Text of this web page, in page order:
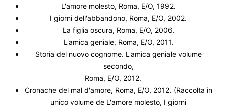
L'amore molesto, Roma, E/O, 1992.
I giorni dell'abbandono, Roma, E/O, 2002.
La figlia oscura, Roma, E/O, 2006.
L'amica geniale, Roma, E/O, 2011.
Storia del nuovo cognome. L'amica geniale volume
secondo,
Roma, E/O, 2012.
Cronache del mal d'amore, Roma, E/O, 2012. (Raccolta in
unico volume de L'amore molesto, I giorni